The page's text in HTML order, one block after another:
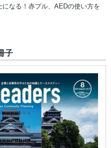
なる！ 赤プル、AEDの使い方を
子